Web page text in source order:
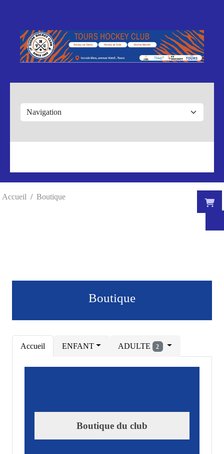
Accueil Boutique
Boutique
Accueil ENFANT ADULTE 2
Boutique du club